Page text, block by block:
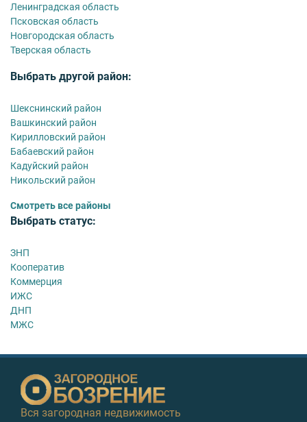
Ленинградская область
Псковская область
Новгородская область
Тверская область
Выбрать другой район:
Шекснинский район
Вашкинский район
Кирилловский район
Бабаевский район
Кадуйский район
Никольский район
Смотреть все районы
Выбрать статус:
ЗНП
Кооператив
Коммерция
ИЖС
ДНП
МЖС
Вся загородная недвижимость